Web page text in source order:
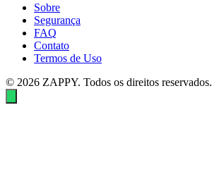
Sobre
Segurança
FAQ
Contato
Termos de Uso
© 2026 ZAPPY. Todos os direitos reservados.